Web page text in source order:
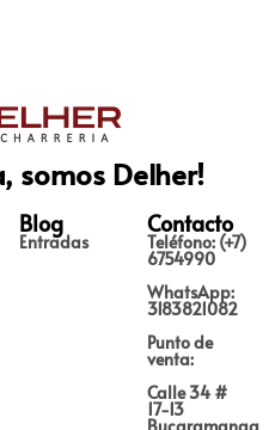
somos Delher!
Blog
Entradas
Contacto
Teléfono: (+7)
6754990
WhatsApp:
3183821082
Punto de
venta:
Calle 34 #
17-13
Bucaramanga